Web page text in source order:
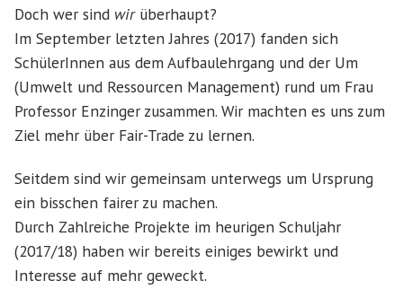
Doch wer sind wirüberhaupt?
Im September letzten Jahres (2017) fanden sich
SchülerInnen aus dem Aufbaulehrgang und der Um
(Umwelt und Ressourcen Management) rund um Frau
Professor Enzinger zusammen. Wir machten es uns zum
Ziel mehr über Fair-Trade zu lernen.
Seitdem sind wir gemeinsam unterwegs um Ursprung
ein bisschen fairer zu machen.
Durch Zahlreiche Projekte im heurigen Schuljahr
(2017/18) haben wir bereits einiges bewirkt und
Interesse auf mehr geweckt.